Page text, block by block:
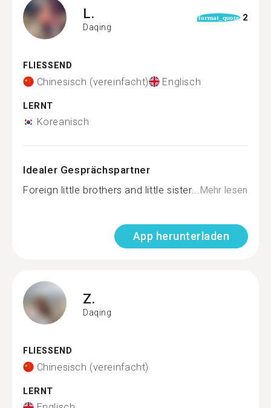
L.
Daqing
format_quote 2
FLIESSEND
Chinesisch (vereinfacht) Englisch
LERNT
Koreanisch
Idealer Gesprächspartner
Foreign little brothers and little sister...Mehr lesen
App herunterladen
Z.
Daqing
FLIESSEND
Chinesisch (vereinfacht)
LERNT